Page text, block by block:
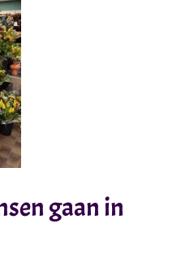
gaan in